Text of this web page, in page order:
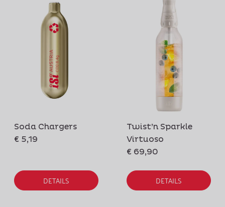
Soda Chargers
€ 5,19
DETAILS
Twist’n Sparkle
Virtuoso
€ 69,90
DETAILS